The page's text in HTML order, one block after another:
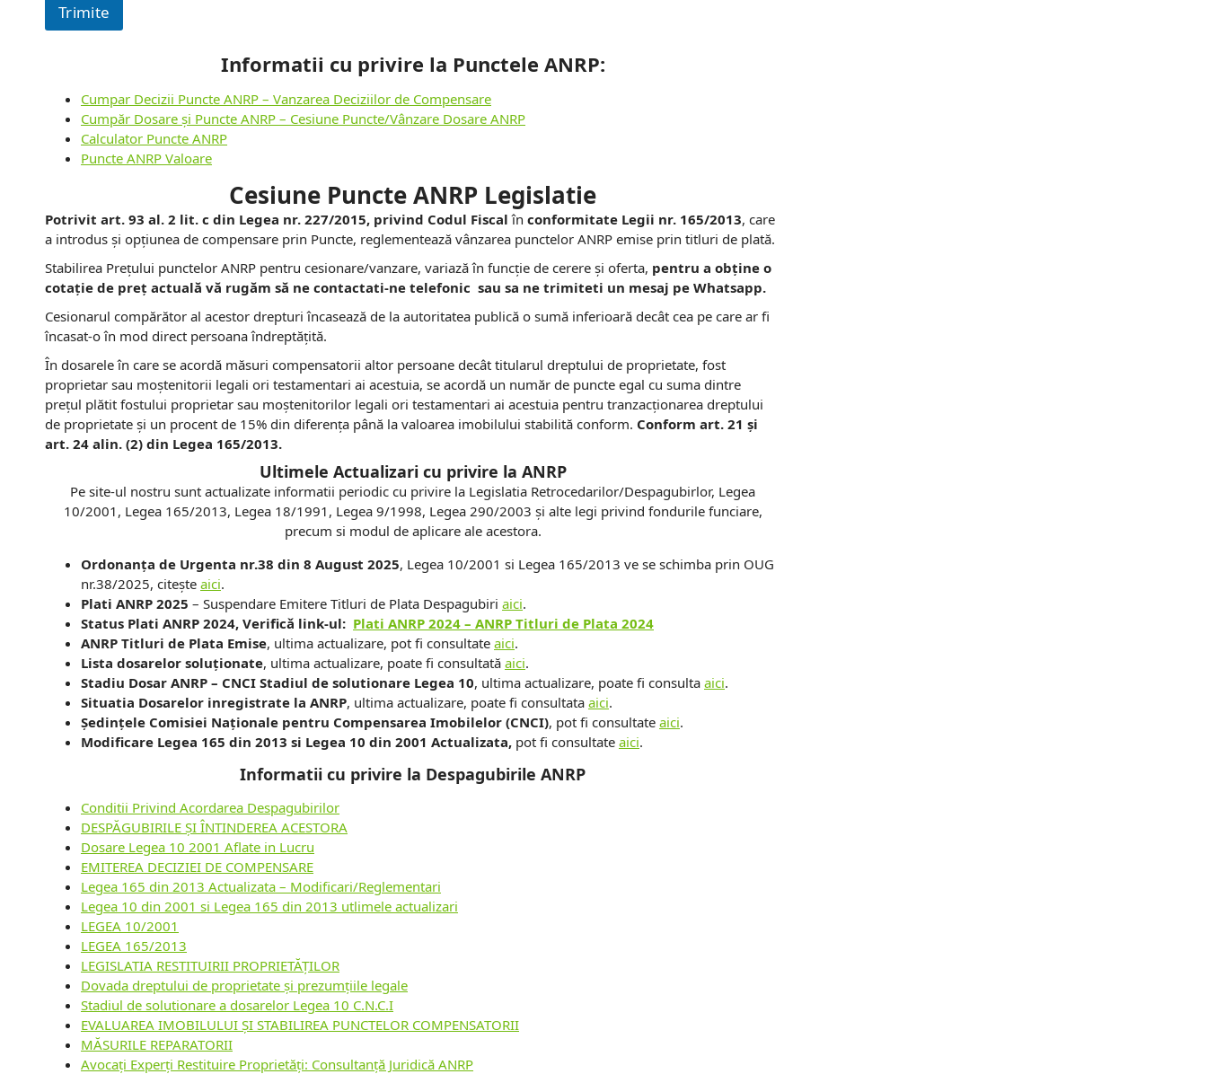
Trimite
Informatii cu privire la Punctele ANRP:
Cumpar Decizii Puncte ANRP – Vanzarea Deciziilor de Compensare
Cumpăr Dosare și Puncte ANRP – Cesiune Puncte/Vânzare Dosare ANRP
Calculator Puncte ANRP
Puncte ANRP Valoare
Cesiune Puncte ANRP Legislatie
Potrivit art. 93 al. 2 lit. c din Legea nr. 227/2015, privind Codul Fiscal în conformitate Legii nr. 165/2013, care
a introdus și opțiunea de compensare prin Puncte, reglementează vânzarea punctelor ANRP emise prin titluri de plată.
Stabilirea Prețului punctelor ANRP pentru cesionare/vanzare, variază în funcție de cerere și oferta, pentru a obține o
cotație de preț actuală vă rugăm să ne contactati-ne telefonic sau sa ne trimiteti un mesaj pe Whatsapp.
Cesionarul compărător al acestor drepturi încasează de la autoritatea publică o sumă inferioară decât cea pe care ar fi
încasat-o în mod direct persoana îndreptățită.
În dosarele în care se acordă măsuri compensatorii altor persoane decât titularul dreptului de proprietate, fost
proprietar sau moștenitorii legali ori testamentari ai acestuia, se acordă un număr de puncte egal cu suma dintre
prețul plătit fostului proprietar sau moștenitorilor legali ori testamentari ai acestuia pentru tranzacționarea dreptului
de proprietate și un procent de 15% din diferența până la valoarea imobilului stabilită conform. Conform art. 21 și
art. 24 alin. (2) din Legea 165/2013.
Ultimele Actualizari cu privire la ANRP
Pe site-ul nostru sunt actualizate informatii periodic cu privire la Legislatia Retrocedarilor/Despagubirlor, Legea
10/2001, Legea 165/2013, Legea 18/1991, Legea 9/1998, Legea 290/2003 și alte legi privind fondurile funciare,
precum si modul de aplicare ale acestora.
Ordonanța de Urgenta nr.38 din 8 August 2025, Legea 10/2001 si Legea 165/2013 ve se schimba prin OUG
nr.38/2025, citește aici.
Plati ANRP 2025 – Suspendare Emitere Titluri de Plata Despagubiri aici.
Status Plati ANRP 2024, Verificǎ link-ul: Plati ANRP 2024 – ANRP Titluri de Plata 2024
ANRP Titluri de Plata Emise, ultima actualizare, pot fi consultate aici.
Lista dosarelor soluționate, ultima actualizare, poate fi consultată aici.
Stadiu Dosar ANRP – CNCI Stadiul de solutionare Legea 10, ultima actualizare, poate fi consulta aici.
Situatia Dosarelor inregistrate la ANRP, ultima actualizare, poate fi consultata aici.
Ședințele Comisiei Naționale pentru Compensarea Imobilelor (CNCI), pot fi consultate aici.
Modificare Legea 165 din 2013 si Legea 10 din 2001 Actualizata, pot fi consultate aici.
Informatii cu privire la Despagubirile ANRP
Conditii Privind Acordarea Despagubirilor
DESPĂGUBIRILE ȘI ÎNTINDEREA ACESTORA
Dosare Legea 10 2001 Aflate in Lucru
EMITEREA DECIZIEI DE COMPENSARE
Legea 165 din 2013 Actualizata – Modificari/Reglementari
Legea 10 din 2001 si Legea 165 din 2013 utlimele actualizari
LEGEA 10/2001
LEGEA 165/2013
LEGISLATIA RESTITUIRII PROPRIETĂȚILOR
Dovada dreptului de proprietate și prezumțiile legale
Stadiul de solutionare a dosarelor Legea 10 C.N.C.I
EVALUAREA IMOBILULUI ȘI STABILIREA PUNCTELOR COMPENSATORII
MĂSURILE REPARATORII
Avocați Experți Restituire Proprietăți: Consultanță Juridică ANRP